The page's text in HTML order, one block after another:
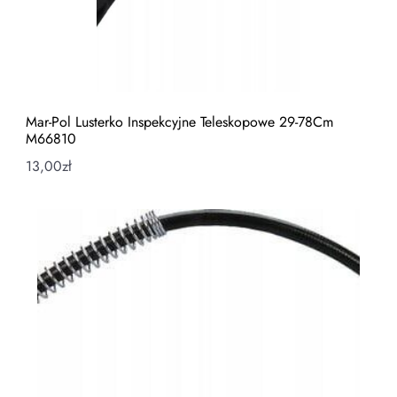
Mar-Pol Lusterko Inspekcyjne Teleskopowe 29-78Cm
M66810
13,00zł